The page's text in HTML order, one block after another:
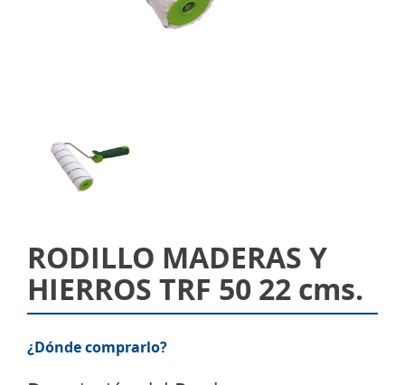
RODILLO MADERAS Y
HIERROS TRF 50 22 cms.
¿Dónde comprarlo?